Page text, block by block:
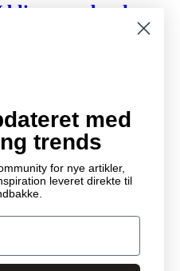
ny dansk
og Desperados
drinksbøger
– Den ultimative
med
trends
for nye artikler,
leveret direkte til